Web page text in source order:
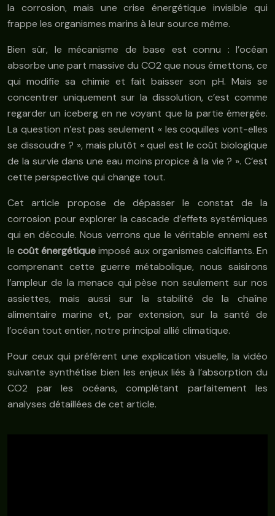
la corrosion, mais une crise énergétique invisible qui
frappe les organismes marins à leur source même.
Bien sûr, le mécanisme de base est connu : l’océan
absorbe une part massive du CO2 que nous émettons, ce
qui modifie sa chimie et fait baisser son pH. Mais se
concentrer uniquement sur la dissolution, c’est comme
regarder un iceberg en ne voyant que la partie émergée.
La question n’est pas seulement « les coquilles vont-elles
se dissoudre ? », mais plutôt « quel est le coût biologique
de la survie dans une eau moins propice à la vie ? ». C’est
cette perspective qui change tout.
Cet article propose de dépasser le constat de la
corrosion pour explorer la cascade d’effets systémiques
qui en découle. Nous verrons que le véritable ennemi est
lecoût énergétiqueimposé aux organismes calcifiants. En
comprenant cette guerre métabolique, nous saisirons
l’ampleur de la menace qui pèse non seulement sur nos
assiettes, mais aussi sur la stabilité de la chaîne
alimentaire marine et, par extension, sur la santé de
l’océan tout entier, notre principal allié climatique.
Pour ceux qui préfèrent une explication visuelle, la vidéo
suivante synthétise bien les enjeux liés à l’absorption du
CO2 par les océans, complétant parfaitement les
analyses détaillées de cet article.